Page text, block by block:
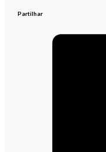
Partilhar